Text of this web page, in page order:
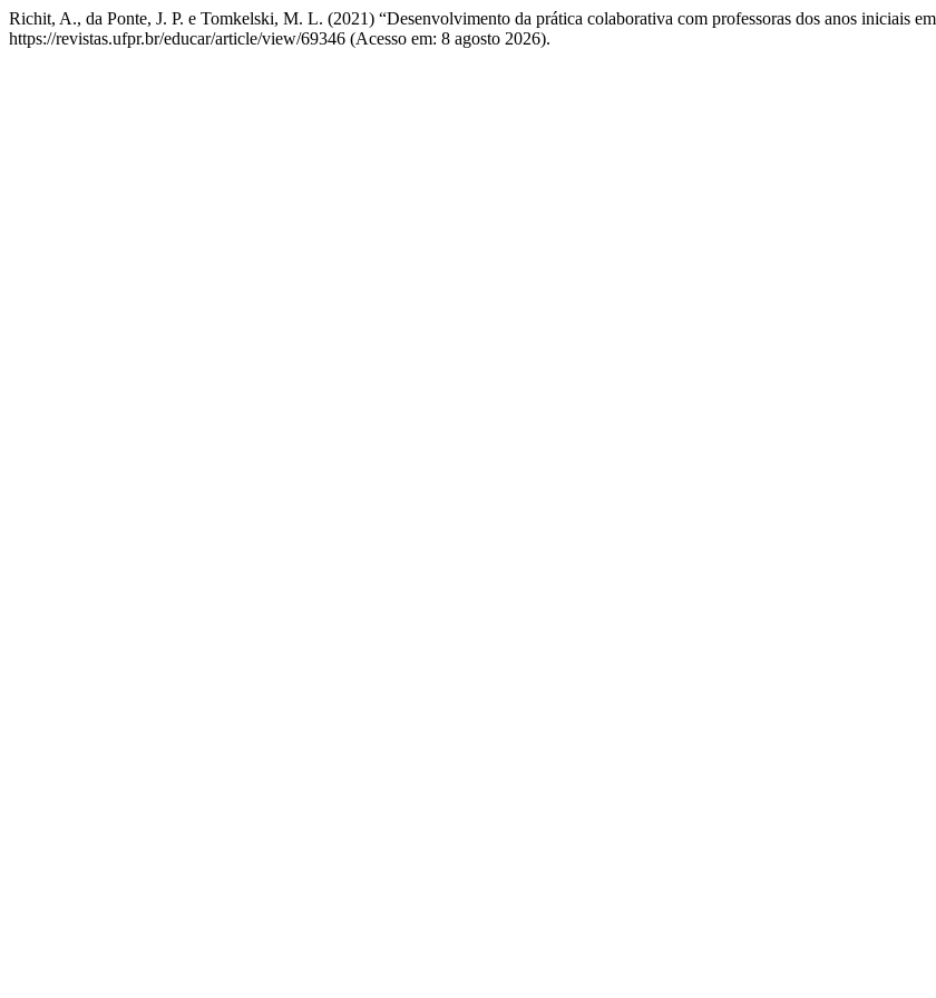
Richit, A., da Ponte, J. P. e Tomkelski, M. L. (2021) “Desenvolvimento da prática colaborativa com professoras dos anos iniciais
https://revistas.ufpr.br/educar/article/view/69346 (Acesso em: 8 agosto 2026).